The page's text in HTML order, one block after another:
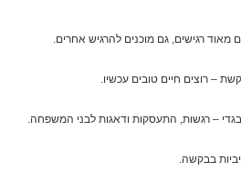
מאוד רגישים, גם מוכנים להרגיש אחרים.
– רוצים חיים טובים עכשיו.
– רגשות, התעסקות ודאגות לבני המשפחה.
בבקשה.